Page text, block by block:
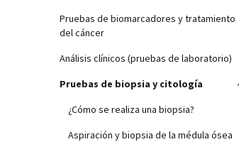
Pruebas de biomarcadores y tratamiento
del cáncer
Análisis clínicos (pruebas de laboratorio)
Pruebas de biopsia y citología
¿Cómo se realiza una biopsia?
Aspiración y biopsia de la médula ósea